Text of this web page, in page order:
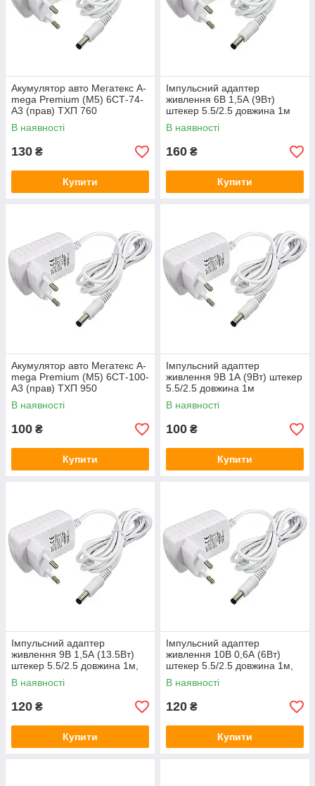
Акумулятор авто Мегатекс A-
mega Premium (M5) 6СТ-74-
А3 (прав) ТХП 760
В наявності
130 ₴
Купити
Імпульсний адаптер
живлення 6В 1,5А (9Вт)
штекер 5.5/2.5 довжина 1м
В наявності
160 ₴
Купити
Акумулятор авто Мегатекс A-
mega Premium (M5) 6СТ-100-
А3 (прав) ТХП 950
В наявності
100 ₴
Купити
Імпульсний адаптер
живлення 9В 1А (9Вт) штекер
5.5/2.5 довжина 1м
В наявності
100 ₴
Купити
Імпульсний адаптер
живлення 9В 1,5А (13.5Вт)
штекер 5.5/2.5 довжина 1м,
Q50, White
В наявності
120 ₴
Купити
Імпульсний адаптер
живлення 10В 0,6А (6Вт)
штекер 5.5/2.5 довжина 1м,
Q50, White
В наявності
120 ₴
Купити